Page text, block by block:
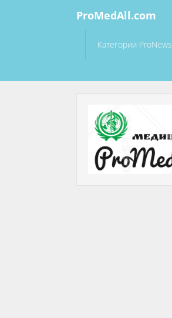
ProMedAll.com
Категории ProNews